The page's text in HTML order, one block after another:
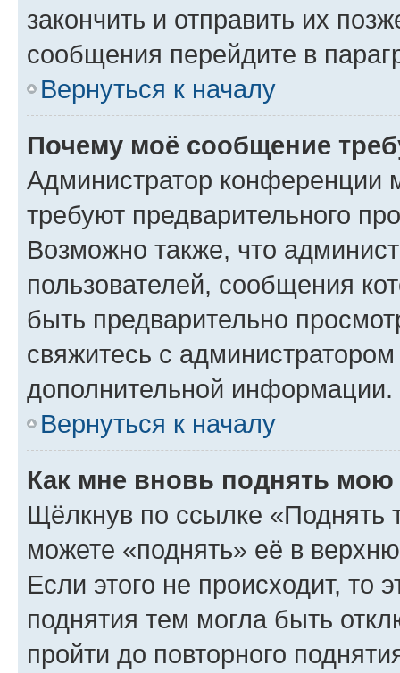
закончить и отправить их
сообщения перейдите в
Вернуться к началу
Почему моё сообщение
Администратор конференции
требуют предварительного
Возможно также, что
пользователей, сообщения
быть предварительно
свяжитесь с
дополнительной информации.
Вернуться к началу
Как мне вновь поднять мою
Щёлкнув по ссылке «Поднять
можете «поднять» её в
Если этого не происходит, то
поднятия тем могла быть
пройти до повторного